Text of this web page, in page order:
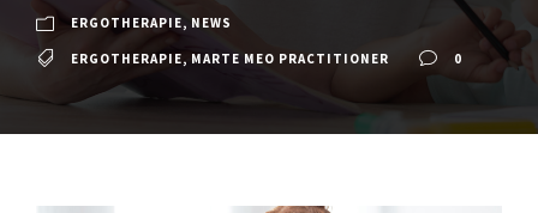
ERGOTHERAPIE, NEWS
ERGOTHERAPIE, MARTE MEO PRACTITIONER 0